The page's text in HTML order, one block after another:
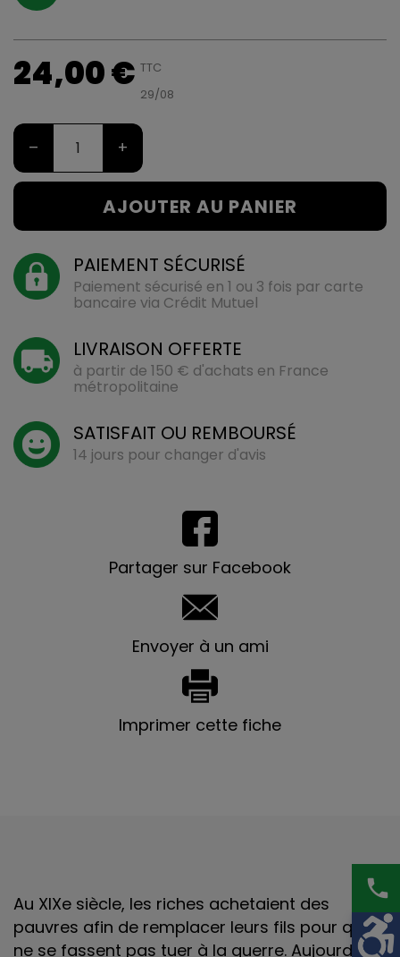
24,00 € TTC
29/08
– +
AJOUTER AU PANIER
PAIEMENT SÉCURISÉ
Paiement sécurisé en 1 ou 3 fois par carte
bancaire via Crédit Mutuel
LIVRAISON OFFERTE
à partir de 150 € d'achats en France
métropolitaine
SATISFAIT OU REMBOURSÉ
14 jours pour changer d'avis
Partager sur Facebook
Envoyer à un ami
Imprimer cette fiche
Au XIXe siècle, les riches achetaient des
pauvres afin de remplacer leurs fils pour qu’ils
ne se fassent pas tuer à la guerre. Aujourd’hui,
phone